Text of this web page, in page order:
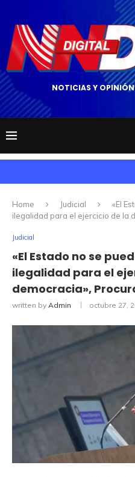
NOTICIAS Y OPINIÓN
Home Judicial
«El
ilegalidad para el ejercicio de la
Judicial
«El Estado no se
ilegalidad para el
democracia»,
written by Admin octubre 27,